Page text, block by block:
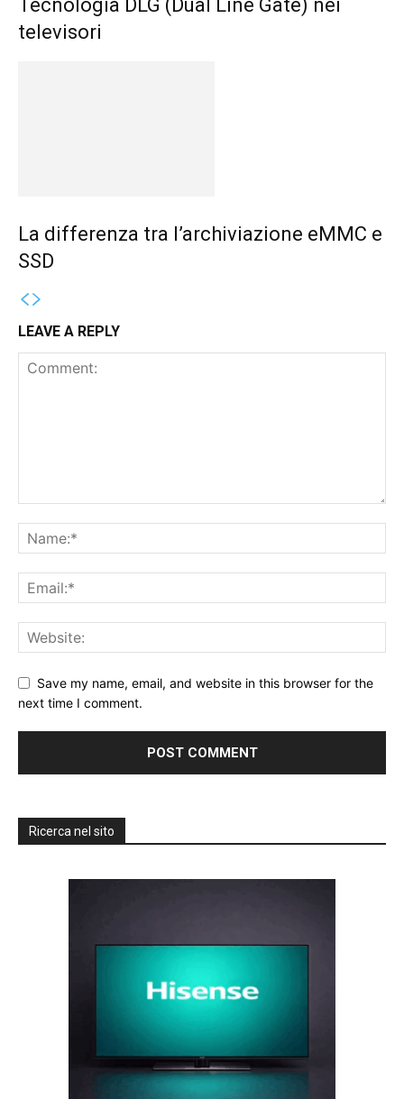
Tecnologia DLG (Dual Line Gate) nei
televisori
La differenza tra l’archiviazione eMMC e
SSD
LEAVE A REPLY
Save my name, email, and website in this browser for the
next time I comment.
Ricerca nel sito